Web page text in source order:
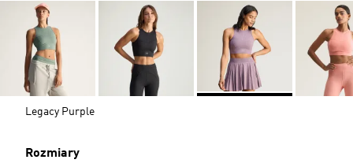
Legacy Purple
Rozmiary